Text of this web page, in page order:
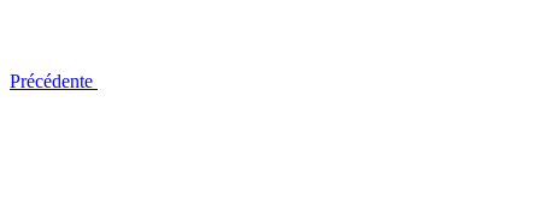
Précédente